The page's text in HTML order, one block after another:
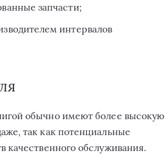
запчасти;
интервалов
обычно имеют более высокую
так как потенциальные
качественного обслуживания.